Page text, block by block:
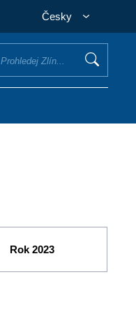
Česky
Rok 2023